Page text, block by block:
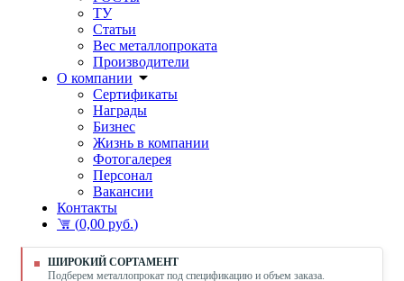
ТУ
Статьи
Вес металлопроката
Производители
О компании
Сертификаты
Награды
Бизнес
Жизнь в компании
Фотогалерея
Персонал
Вакансии
Контакты
(0,00 руб.)
ШИРОКИЙ СОРТАМЕНТ
Подберем металлопрокат под спецификацию и объем заказа.